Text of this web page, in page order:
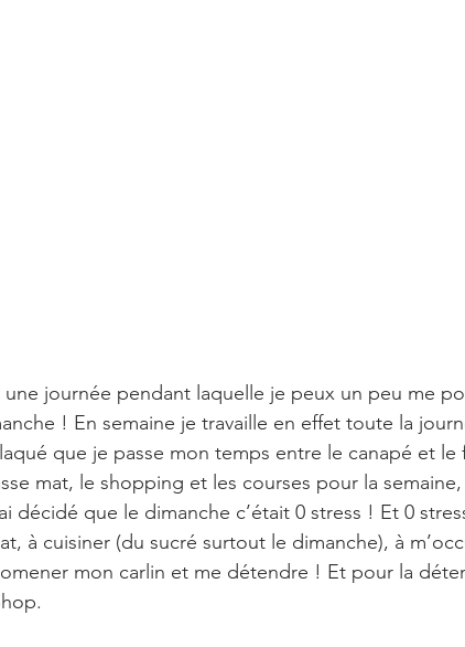
une journée pendant laquelle je peux un peu me
! En semaine je travaille en effet toute la
que je passe mon temps entre le canapé et le
mat, le shopping et les courses pour la
décidé que le dimanche c’était 0 stress ! Et 0
à cuisiner (du sucré surtout le dimanche), à
mon carlin et me détendre ! Et pour la